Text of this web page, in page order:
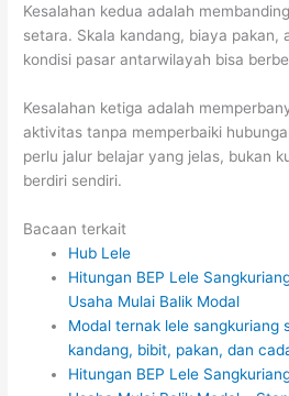
Kesalahan kedua adalah
setara. Skala kandang, biaya pakan,
kondisi pasar antarwilayah bisa
Kesalahan ketiga adalah
aktivitas tanpa memperbaiki
perlu jalur belajar yang jelas, bukan
berdiri sendiri.
Bacaan terkait
Hub Lele
Hitungan BEP Lele
Usaha Mulai Balik Modal
Modal ternak lele sangkuriang
kandang, bibit, pakan, dan
Hitungan BEP Lele